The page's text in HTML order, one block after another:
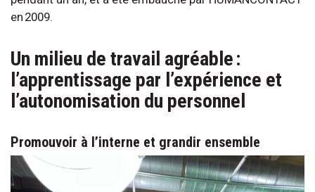
en 2009.
Un milieu de travail agréable :
l’apprentissage par l’expérience et
l’autonomisation du personnel
Promouvoir à l’interne et grandir ensemble